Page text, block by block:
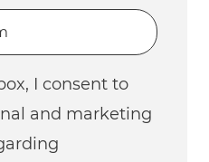
I consent to
and marketing